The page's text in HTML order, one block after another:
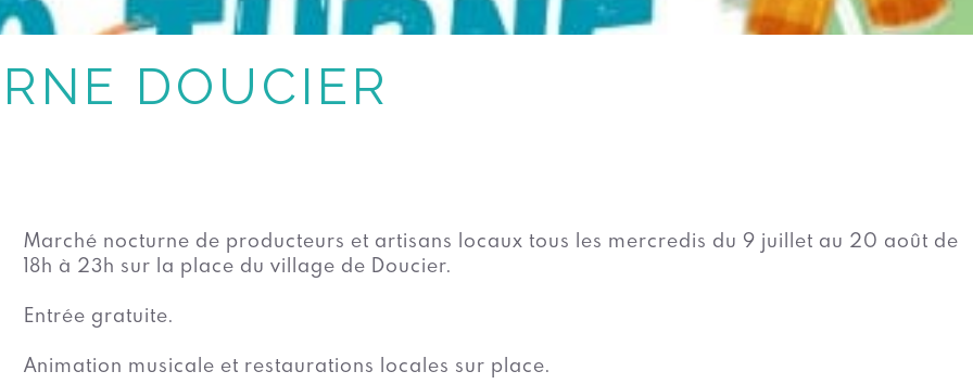
DOUCIER
Marché nocturne de producteurs et artisans locaux tous les mercredis du 9 juillet au 20 août de
18h à 23h sur la place du village de Doucier.
Entrée gratuite.
Animation musicale et restaurations locales sur place.